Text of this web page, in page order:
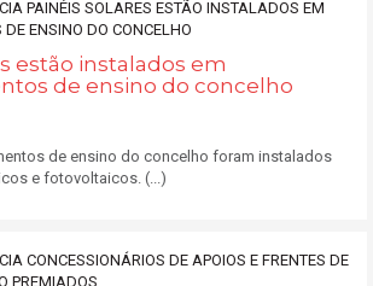
estão instalados em
de ensino do concelho
de ensino do concelho foram instalados
e fotovoltaicos. (...)